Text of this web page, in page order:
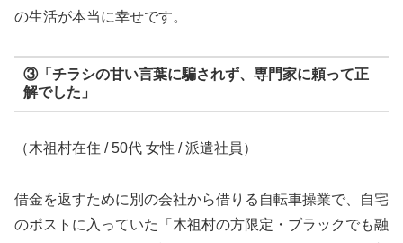
の生活が本当に幸せです。
③「チラシの甘い言葉に騙されず、専門家に頼って正
解でした」
（木祖村在住 / 50代 女性 / 派遣社員）
借金を返すために別の会社から借りる自転車操業で、自宅
のポストに入っていた「木祖村の方限定・ブラックでも融